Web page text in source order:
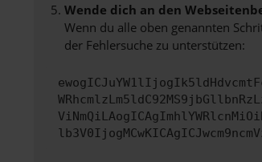
Wende dich an den
Wenn du alle oben genannten
der Fehlersuche zu unterstützen: